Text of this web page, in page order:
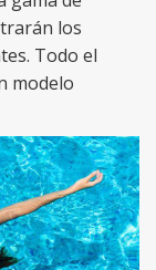
los
Todo el
modelo